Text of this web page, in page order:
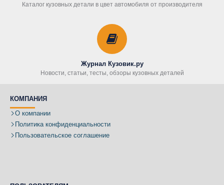
Каталог кузовных детали в цвет автомобиля от производителя
Журнал Кузовик.ру
Новости, статьи, тесты, обзоры кузовных деталей
КОМПАНИЯ
О компании
Политика конфиденциальности
Пользовательское соглашение